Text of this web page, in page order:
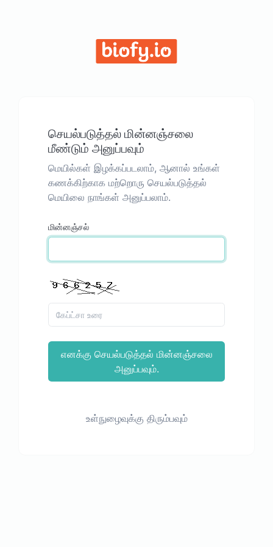
செயல்படுத்தல் மின்னஞ்சலை
மீண்டும் அனுப்பவும்
மெயில்கள் இழக்கப்படலாம், ஆனால் உங்கள்
கணக்கிற்காக மற்றொரு செயல்படுத்தல்
மெயிலை நாங்கள் அனுப்பலாம்.
மின்னஞ்சல்
எனக்கு செயல்படுத்தல் மின்னஞ்சலை
அனுப்பவும்.
உள்நுழைவுக்கு திரும்பவும்